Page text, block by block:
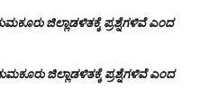
ಜಿಲ್ಲಾಡಳಿತಕ್ಕೆ ಪ್ರಶ್ನೆಗಳಿವೆ ಎಂದ
ಜಿಲ್ಲಾಡಳಿತಕ್ಕೆ ಪ್ರಶ್ನೆಗಳಿವೆ ಎಂದ